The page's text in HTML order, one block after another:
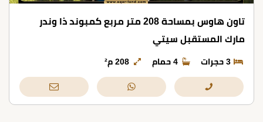
تاون هاوس بمساحة 208 متر مربع كمبوند ذا وندر
مارك المستقبل سيتي
3 حجرات 4 حمام 208 م²